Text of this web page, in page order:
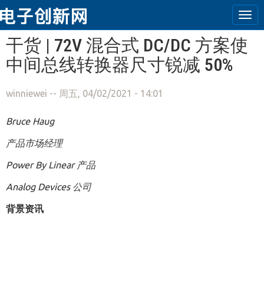
跳转到主要内容
干货 | 72V 混合式 DC/DC 方案使
中间总线转换器尺寸锐减 50%
winniewei -- 周五, 04/02/2021 - 14:01
Bruce Haug
产品市场经理
Power By Linear 产品
Analog Devices 公司
背景资讯